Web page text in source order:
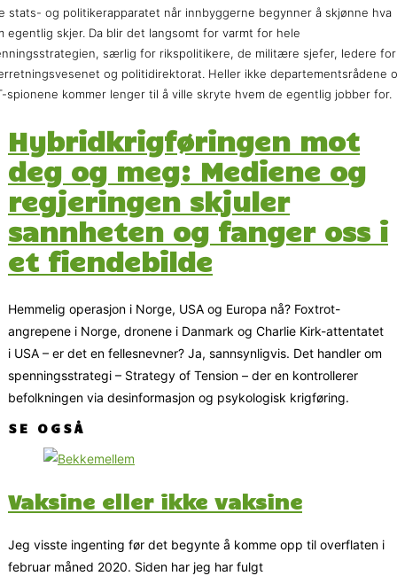
stats- og politikerapparatet når innbyggerne begynner å skjønne hva
egentlig skjer. Da blir det langsomt for varmt for hele
særlig for rikspolitikere, de militære sjefer, ledere for
og politidirektorat. Heller ikke departementsrådene
spionene kommer lenger til å ville skryte hvem de egentlig jobber for.
Hybridkrigføringen mot
deg og meg: Mediene og
regjeringen skjuler
sannheten og fanger oss i
et fiendebilde
Hemmelig operasjon i Norge, USA og Europa nå? Foxtrot-
angrepene i Norge, dronene i Danmark og Charlie Kirk-attentatet
i USA – er det en fellesnevner? Ja, sannsynligvis. Det handler om
spenningsstrategi – Strategy of Tension – der en kontrollerer
befolkningen via desinformasjon og psykologisk krigføring.
SE OGSÅ
Vaksine eller ikke vaksine
Jeg visste ingenting før det begynte å komme opp til overflaten i
februar måned 2020. Siden har jeg har fulgt